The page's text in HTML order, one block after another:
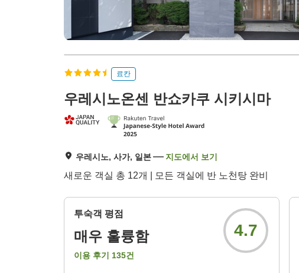
료칸
우레시노온센 반쇼카쿠 시키시마
우레시노, 사가, 일본 지도에서 보기
새로운 객실 총 12개 | 모든 객실에 반 노천탕 완비
투숙객 평점
매우 훌륭함
이용 후기 135건
4.7